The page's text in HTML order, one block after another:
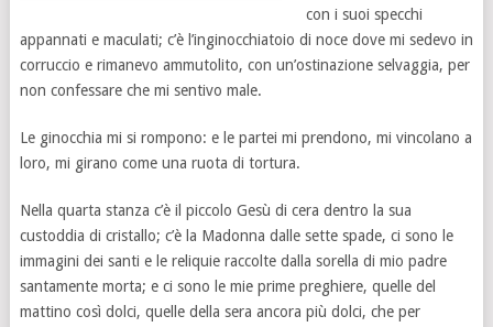
con i suoi specchi
appannati e maculati; c’è l’inginocchiatoio di noce dove mi sedevo in
corruccio e rimanevo ammutolito, con un’ostinazione selvaggia, per
non confessare che mi sentivo male.
Le ginocchia mi si rompono: e le partei mi prendono, mi vincolano a
loro, mi girano come una ruota di tortura.
Nella quarta stanza c’è il piccolo Gesù di cera dentro la sua
custoddia di cristallo; c’è la Madonna dalle sette spade, ci sono le
immagini dei santi e le reliquie raccolte dalla sorella di mio padre
santamente morta; e ci sono le mie prime preghiere, quelle del
mattino così dolci, quelle della sera ancora più dolci, che per